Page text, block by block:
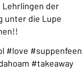
Lehrlingen der
unter die Lupe
#love #suppenfeen
#takeaway